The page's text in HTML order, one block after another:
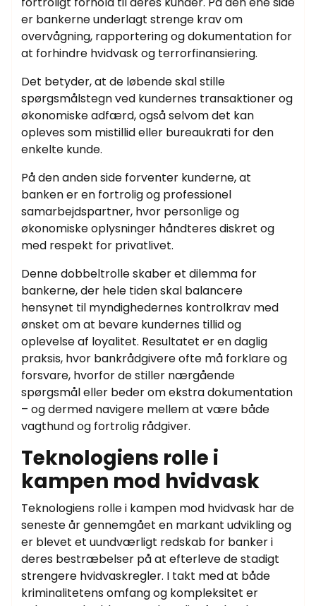
er bankerne underlagt strenge krav om
overvågning, rapportering og dokumentation for
at forhindre hvidvask og terrorfinansiering.
Det betyder, at de løbende skal stille
spørgsmålstegn ved kundernes transaktioner og
økonomiske adfærd, også selvom det kan
opleves som mistillid eller bureaukrati for den
enkelte kunde.
På den anden side forventer kunderne, at
banken er en fortrolig og professionel
samarbejdspartner, hvor personlige og
økonomiske oplysninger håndteres diskret og
med respekt for privatlivet.
Denne dobbeltrolle skaber et dilemma for
bankerne, der hele tiden skal balancere
hensynet til myndighedernes kontrolkrav med
ønsket om at bevare kundernes tillid og
oplevelse af loyalitet. Resultatet er en daglig
praksis, hvor bankrådgivere ofte må forklare og
forsvare, hvorfor de stiller nærgående
spørgsmål eller beder om ekstra dokumentation
– og dermed navigere mellem at være både
vagthund og fortrolig rådgiver.
Teknologiens rolle i
kampen mod hvidvask
Teknologiens rolle i kampen mod hvidvask har de
seneste år gennemgået en markant udvikling og
er blevet et uundværligt redskab for banker i
deres bestræbelser på at efterleve de stadigt
strengere hvidvaskregler. I takt med at både
kriminalitetens omfang og kompleksitet er